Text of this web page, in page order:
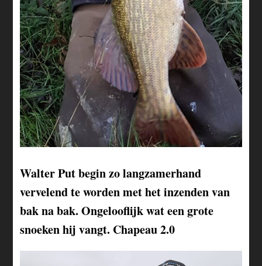
Walter Put begin zo langzamerhand
vervelend te worden met het inzenden van
bak na bak. Ongelooflijk wat een grote
snoeken hij vangt. Chapeau 2.0